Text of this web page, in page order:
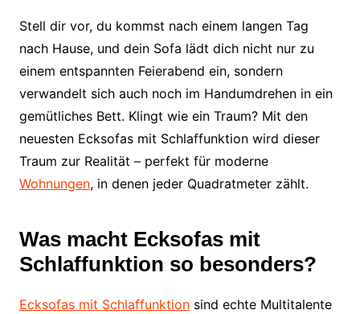
Stell dir vor, du kommst nach einem langen Tag
nach Hause, und dein Sofa lädt dich nicht nur zu
einem entspannten Feierabend ein, sondern
verwandelt sich auch noch im Handumdrehen in ein
gemütliches Bett. Klingt wie ein Traum? Mit den
neuesten Ecksofas mit Schlaffunktion wird dieser
Traum zur Realität – perfekt für moderne
Wohnungen, in denen jeder Quadratmeter zählt.
Was macht Ecksofas mit
Schlaffunktion so besonders?
Ecksofas mit Schlaffunktionsind echte Multitalente